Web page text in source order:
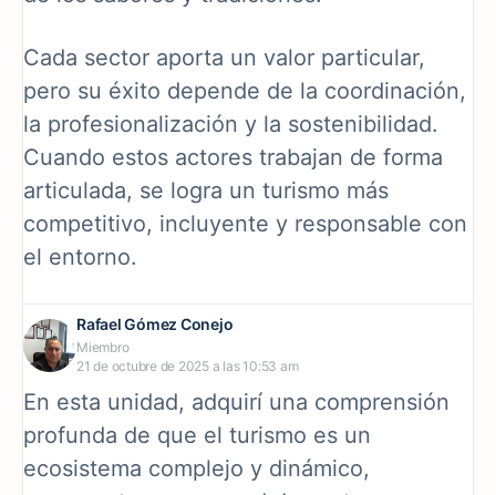
Cada sector aporta un valor particular,
pero su éxito depende de la coordinación,
la profesionalización y la sostenibilidad.
Cuando estos actores trabajan de forma
articulada, se logra un turismo más
competitivo, incluyente y responsable con
el entorno.
Rafael Gómez Conejo
Miembro
21 de octubre de 2025 a las 10:53 am
En esta unidad, adquirí una comprensión
profunda de que el turismo es un
ecosistema complejo y dinámico,